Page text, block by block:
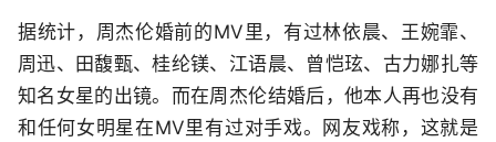
据统计，周杰伦婚前的MV里，有过林依晨、王婉霏、
周迅、田馥甄、桂纶镁、江语晨、曾恺玹、古力娜扎等
知名女星的出镜。而在周杰伦结婚后，他本人再也没有
和任何女明星在MV里有过对手戏。网友戏称，这就是